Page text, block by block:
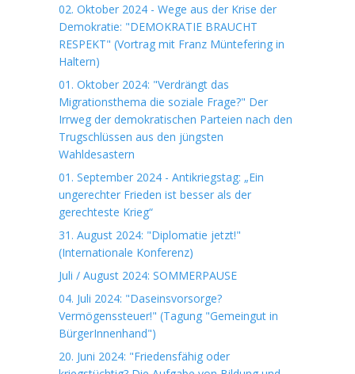
02. Oktober 2024 - Wege aus der Krise der
Demokratie: "DEMOKRATIE BRAUCHT
RESPEKT" (Vortrag mit Franz Müntefering in
Haltern)
01. Oktober 2024: "Verdrängt das
Migrationsthema die soziale Frage?" Der
Irrweg der demokratischen Parteien nach den
Trugschlüssen aus den jüngsten
Wahldesastern
01. September 2024 - Antikriegstag: „Ein
ungerechter Frieden ist besser als der
gerechteste Krieg“
31. August 2024: "Diplomatie jetzt!"
(Internationale Konferenz)
Juli / August 2024: SOMMERPAUSE
04. Juli 2024: "Daseinsvorsorge?
Vermögenssteuer!" (Tagung "Gemeingut in
BürgerInnenhand")
20. Juni 2024: "Friedensfähig oder